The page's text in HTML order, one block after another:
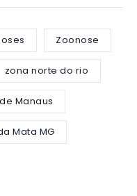
Zoonose
zona norte do rio
Manaus
Mata MG